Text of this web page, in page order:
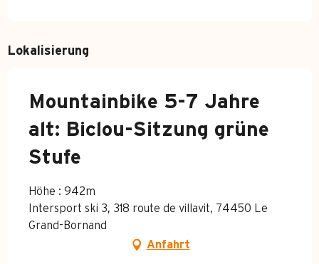
Lokalisierung
Mountainbike 5-7 Jahre
alt: Biclou-Sitzung grüne
Stufe
Höhe : 942m
Intersport ski 3, 318 route de villavit, 74450 Le
Grand-Bornand
Anfahrt